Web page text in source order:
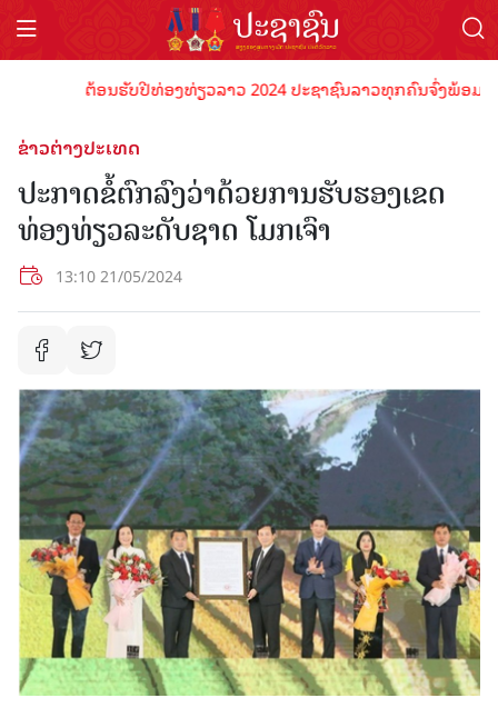
ຕ້ອນຮັບປີທ່ອງທ່ຽວລາວ 2024 ປະຊາຊົນລາວທຸກຄົນຈົ່ງພ້ອມເ
ຂ່າວຕ່າງປະເທດ
ປະກາດຂໍ້ຕົກລົງວ່າດ້ວຍການຮັບຮອງເຂດ
ທ່ອງທ່ຽວລະດັບຊາດ ໂມກເຈົາ
13:10 21/05/2024